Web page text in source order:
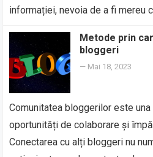
informației, nevoia de a fi mereu
Metode prin
bloggeri
— Mai 18, 2023
Comunitatea bloggerilor este
oportunități de colaborare și
Conectarea cu alți bloggeri nu